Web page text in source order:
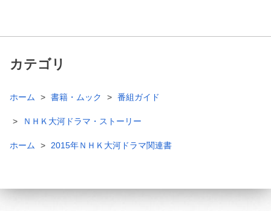
カテゴリ
ホーム 書籍・ムック 番組ガイド
ＮＨＫ大河ドラマ・ストーリー
ホーム 2015年ＮＨＫ大河ドラマ関連書